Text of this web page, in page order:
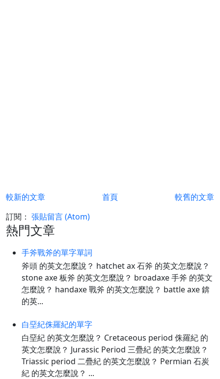
較新的文章 較舊的文章
首頁
訂閱： 張貼留言 (Atom)
熱門文章
手斧戰斧的單字單詞
斧頭 的英文怎麼說？ hatchet ax 石斧 的英文怎麼說？
stone axe 板斧 的英文怎麼說？ broadaxe 手斧 的英文
怎麼說？ handaxe 戰斧 的英文怎麼說？ battle axe 錛
的英...
白堊紀侏羅紀的單字
白堊紀 的英文怎麼說？ Cretaceous period 侏羅紀 的
英文怎麼說？ Jurassic Period 三疊紀 的英文怎麼說？
Triassic period 二疊紀 的英文怎麼說？ Permian 石炭
紀 的英文怎麼說？ ...